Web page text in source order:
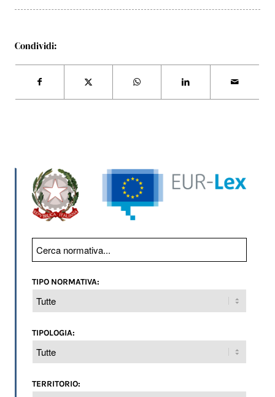
Condividi:
TIPO NORMATIVA:
TIPOLOGIA:
TERRITORIO: